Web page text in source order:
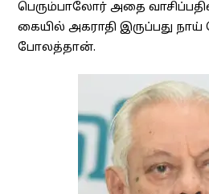
பெரும்பாலோர் அதை
கையில் அகராதி இருப்பது
போலத்தான்.